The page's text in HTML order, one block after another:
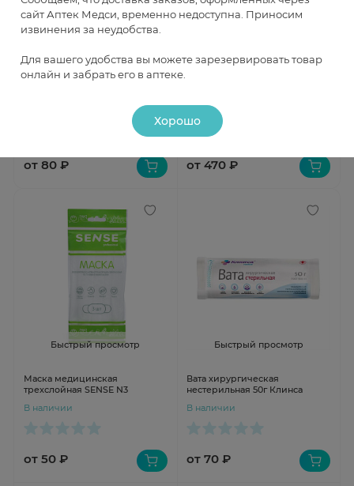
Контейнер для биоматериала
от 80 ₽
N4 (2 пары)
В наличии
от 470 ₽
Быстрый просмотр
Маска медицинская
трехслойная SENSE N3
В наличии
от 50 ₽
Быстрый просмотр
Вата хирургическая
нестерильная 50г Клинса
В наличии
от 70 ₽
сайт Аптек Медси, временно недоступна. Приносим
извинения за неудобства.
Для вашего удобства вы можете зарезервировать товар
онлайн и забрать его в аптеке.
Хорошо